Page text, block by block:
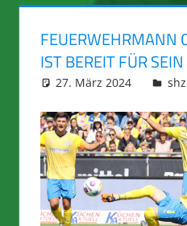
FEUERWEHRMANN
IST BEREIT FÜR
27. März 2024